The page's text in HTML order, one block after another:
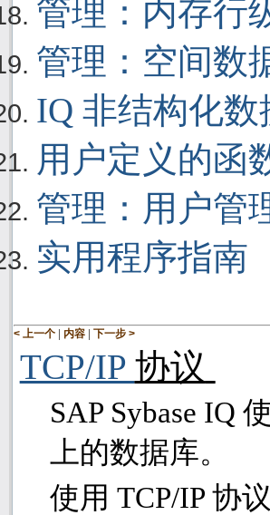
管理：内存行
管理：空间数
IQ 非结构化数
用户定义的函
管理：用户管
实用程序指南
< 上一个 | 内容 | 下一步 >
TCP/IP 协议
SAP Sybase IQ
上的数据库。
使用 TCP/IP 协